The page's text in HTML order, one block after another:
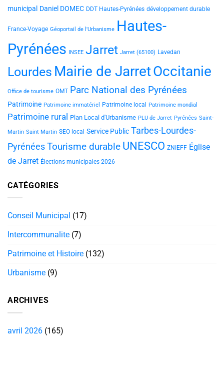
municipal Daniel DOMEC DDT Hautes-Pyrénées développement durable
France-Voyage Géoportail de l'Urbanisme Hautes-
Pyrénées INSEE Jarret Jarret (65100) Lavedan
Lourdes Mairie de JarretOccitanie
Office de tourisme OMT Parc National des Pyrénées
Patrimoine Patrimoine immatériel Patrimoine local Patrimoine mondial
Patrimoine rural Plan Local d'Urbanisme PLU de Jarret Pyrénées Saint-
Martin Saint Martin SEO local Service Public Tarbes-Lourdes-
Pyrénées Tourisme durable UNESCO ZNIEFF Église
de Jarret Élections municipales 2026
CATÉGORIES
Conseil Municipal (17)
Intercommunalite (7)
Patrimoine et Histoire (132)
Urbanisme (9)
ARCHIVES
avril 2026 (165)